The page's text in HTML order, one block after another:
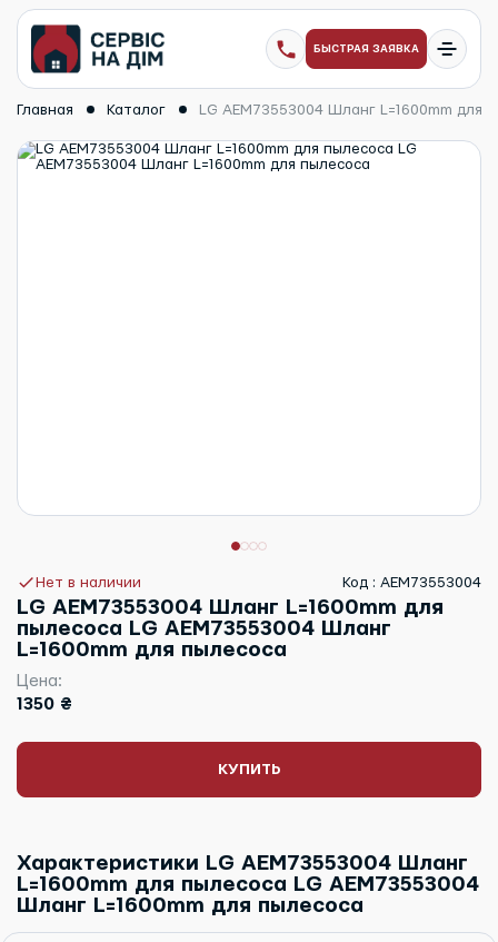
БЫСТРАЯ ЗАЯВКА
Главная Каталог LG AEM73553004 Шланг L=1600mm для
Нет в наличии Код : AEM73553004
LG AEM73553004 Шланг L=1600mm для
пылесоса LG AEM73553004 Шланг
L=1600mm для пылесоса
Цена:
1350 ₴
КУПИТЬ
Характеристики LG AEM73553004 Шланг
L=1600mm для пылесоса LG AEM73553004
Шланг L=1600mm для пылесоса